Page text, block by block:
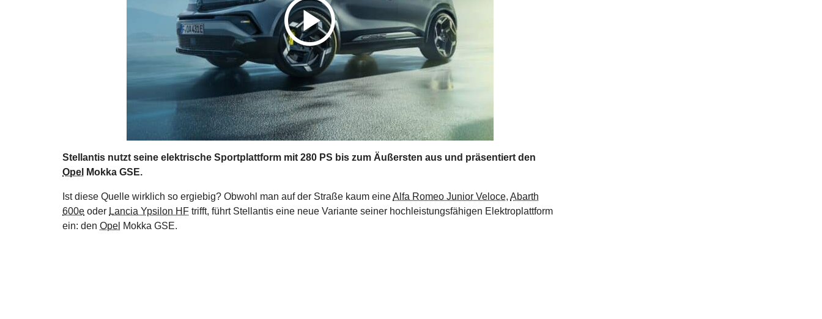
Stellantis nutzt seine elektrische Sportplattform mit 280 PS bis zum Äußersten aus und präsentiert den
Opel
Mokka GSE.
Ist diese Quelle wirklich so ergiebig? Obwohl man auf der Straße kaum eineAlfa Romeo Junior Veloce, Abarth
600e oder Lancia Ypsilon HF trifft, führt Stellantis eine neue Variante seiner hochleistungsfähigen Elektroplattform
ein: den Opel Mokka GSE.